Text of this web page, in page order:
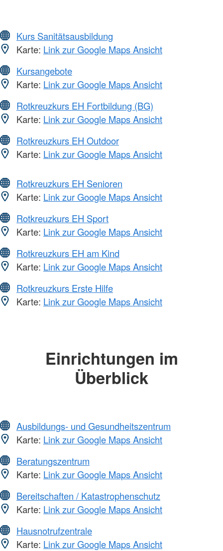
Kurs Sanitätsausbildung
Karte: Link zur Google Maps Ansicht
Kursangebote
Karte: Link zur Google Maps Ansicht
Rotkreuzkurs EH Fortbildung (BG)
Karte: Link zur Google Maps Ansicht
Rotkreuzkurs EH Outdoor
Karte: Link zur Google Maps Ansicht
Rotkreuzkurs EH Senioren
Karte: Link zur Google Maps Ansicht
Rotkreuzkurs EH Sport
Karte: Link zur Google Maps Ansicht
Rotkreuzkurs EH am Kind
Karte: Link zur Google Maps Ansicht
Rotkreuzkurs Erste Hilfe
Karte: Link zur Google Maps Ansicht
Einrichtungen im
Überblick
Ausbildungs- und Gesundheitszentrum
Karte: Link zur Google Maps Ansicht
Beratungszentrum
Karte: Link zur Google Maps Ansicht
Bereitschaften / Katastrophenschutz
Karte: Link zur Google Maps Ansicht
Hausnotrufzentrale
Karte: Link zur Google Maps Ansicht